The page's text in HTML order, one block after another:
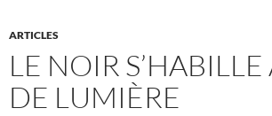
ARTICLES
LE NOIR S’HABILLE
DE LUMIÈRE